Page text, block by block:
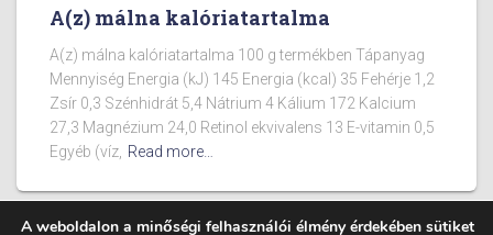
A(z) málna kalóriatartalma
A(z) málna kalóriatartalma 100 g termékben Tápanyag
Mennyiség Energia (kJ) 145 Energia (kcal) 35 Fehérje 1,2
Zsír 0,3 Szénhidrát 5,4 Nátrium 4 Kálium 172 Kalcium
27,3 Magnézium 24,0 Retinol ekvivalens 13 E-vitamin 0,5
Egyéb (víz, Read more…
A weboldalon a minőségi felhasználói élmény érdekében sütiket